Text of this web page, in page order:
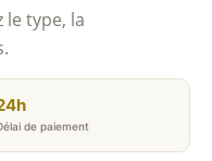
le type, la
de paiement